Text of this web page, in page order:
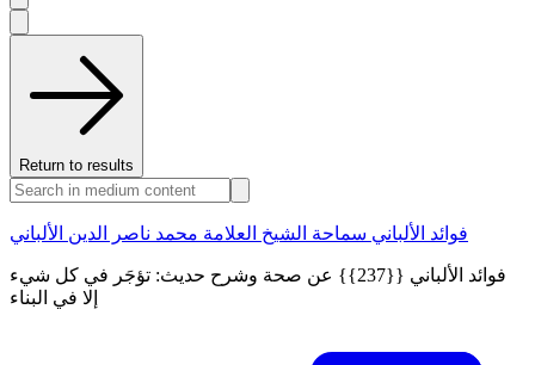
Return to results
فوائد الألباني سماحة الشيخ العلامة محمد ناصر الدين الألباني
فوائد الألباني {{237}} عن صحة وشرح حديث: تؤجَر في كل شيء
إلا في البناء